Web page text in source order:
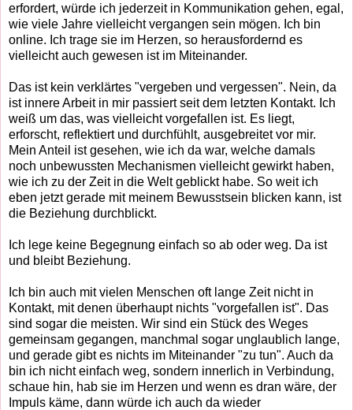
erfordert, würde ich jederzeit in Kommunikation gehen, egal,
wie viele Jahre vielleicht vergangen sein mögen. Ich bin
online. Ich trage sie im Herzen, so herausfordernd es
vielleicht auch gewesen ist im Miteinander.
Das ist kein verklärtes "vergeben und vergessen". Nein, da
ist innere Arbeit in mir passiert seit dem letzten Kontakt. Ich
weiß um das, was vielleicht vorgefallen ist. Es liegt,
erforscht, reflektiert und durchfühlt, ausgebreitet vor mir.
Mein Anteil ist gesehen, wie ich da war, welche damals
noch unbewussten Mechanismen vielleicht gewirkt haben,
wie ich zu der Zeit in die Welt geblickt habe. So weit ich
eben jetzt gerade mit meinem Bewusstsein blicken kann, ist
die Beziehung durchblickt.
Ich lege keine Begegnung einfach so ab oder weg. Da ist
und bleibt Beziehung.
Ich bin auch mit vielen Menschen oft lange Zeit nicht in
Kontakt, mit denen überhaupt nichts "vorgefallen ist". Das
sind sogar die meisten. Wir sind ein Stück des Weges
gemeinsam gegangen, manchmal sogar unglaublich lange,
und gerade gibt es nichts im Miteinander "zu tun". Auch da
bin ich nicht einfach weg, sondern innerlich in Verbindung,
schaue hin, hab sie im Herzen und wenn es dran wäre, der
Impuls käme, dann würde ich auch da wieder